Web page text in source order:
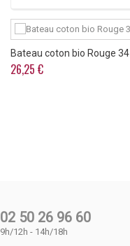
Bateau coton bio Rouge 34
26,25 €
02 50 26 96 60
9h/12h - 14h/18h